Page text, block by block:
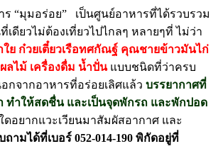
“มุมอร่อย” เป็นศูนย์อาหารที่ได้รวบรวม
เดียวไม่ต้องเที่ยวไปไกลๆ หลายๆที่ ไม่ว่า
ย ก๋วยเตี๋ยวเรือทศกัณฐ์ คุณชายข้าวมันไก่
ลไม้ เครื่องดื่ม น้ำปั่น แบบชนิดที่ว่าครบ
อกจากอาหารที่อร่อยเลิศแล้ว บรรยากาศที่
ทำให้สดชื่น และเป็นจุดพักรถ และพักปอด
อยากแวะเวียนมาสัมผัสอากาศ และ
ถามได้ที่เบอร์ 052-014-190 พิกัดอยู่ที่